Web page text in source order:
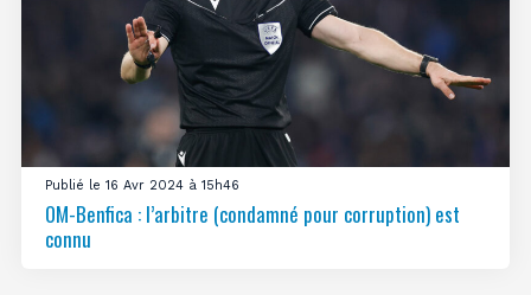
Publié le 16 Avr 2024 à 15h46
OM-Benfica : l’arbitre (condamné pour corruption) est
connu